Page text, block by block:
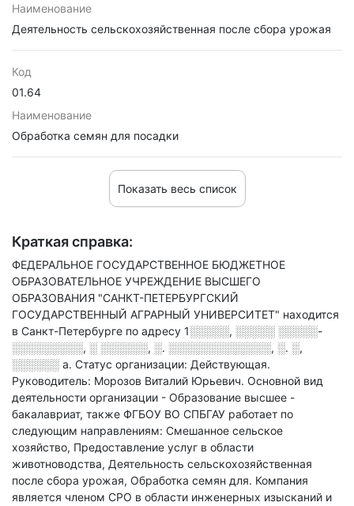
Наименование
Деятельность сельскохозяйственная после сбора урожая
Код
01.64
Наименование
Обработка семян для посадки
Показать весь список
Краткая справка:
ФЕДЕРАЛЬНОЕ ГОСУДАРСТВЕННОЕ БЮДЖЕТНОЕ
ОБРАЗОВАТЕЛЬНОЕ УЧРЕЖДЕНИЕ ВЫСШЕГО
ОБРАЗОВАНИЯ "САНКТ-ПЕТЕРБУРГСКИЙ
ГОСУДАРСТВЕННЫЙ АГРАРНЫЙ УНИВЕРСИТЕТ" находится
в Санкт-Петербурге по адресу 1░░░░░, ░░░░░ ░░░░░-
░░░░░░░░░, ░ ░░░░░░, ░. ░░░░░░░░░░░░░, ░. ░,
░░░░░░ а. Статус организации: Действующая.
Руководитель: Морозов Виталий Юрьевич. Основной вид
деятельности организации - Образование высшее -
бакалавриат, также ФГБОУ ВО СПБГАУ работает по
следующим направлениям: Смешанное сельское
хозяйство, Предоставление услуг в области
животноводства, Деятельность сельскохозяйственная
после сбора урожая, Обработка семян для. Компания
является членом СРО в области инженерных изысканий и